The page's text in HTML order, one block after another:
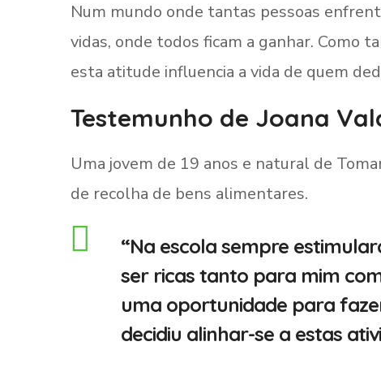
Num mundo onde tantas pessoas
vidas, onde todos ficam a ganhar. Como
esta atitude influencia a vida de quem
Testemunho de Joana
Uma jovem de 19 anos e natural de
de recolha de bens alimentares.
“Na escola sempre
ser ricas tanto para mim
uma oportunidade para
decidiu alinhar-se a estas